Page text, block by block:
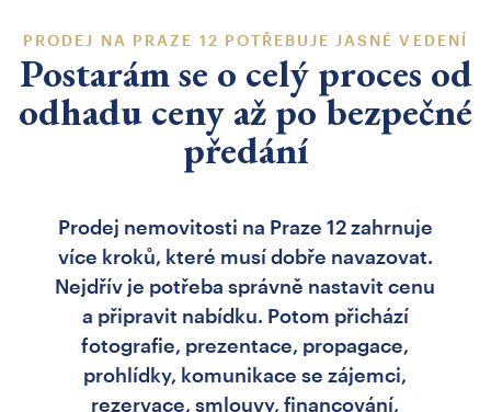
PRODEJ NA PRAZE 12 POTŘEBUJE JASNÉ VEDENÍ
Postarám se o celý proces od
odhadu ceny až po bezpečné
předání
Prodej nemovitosti na Praze 12 zahrnuje
více kroků, které musí dobře navazovat.
Nejdřív je potřeba správně nastavit cenu
a připravit nabídku. Potom přichází
fotografie, prezentace, propagace,
prohlídky, komunikace se zájemci,
rezervace, smlouvy, financování,